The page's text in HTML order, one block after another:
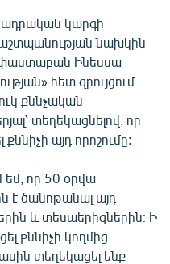
կարգի
նախկին
Ինեսսա
հետ զրույցում
քննչական
տեղեկացնելով, որ
այդ որոշումը:
եմ, որ 50 օրվա
է ծանոթանալ այդ
և տեսաերիզներին։ Ի
քննիչի կողմից
տեղեկացել ենք